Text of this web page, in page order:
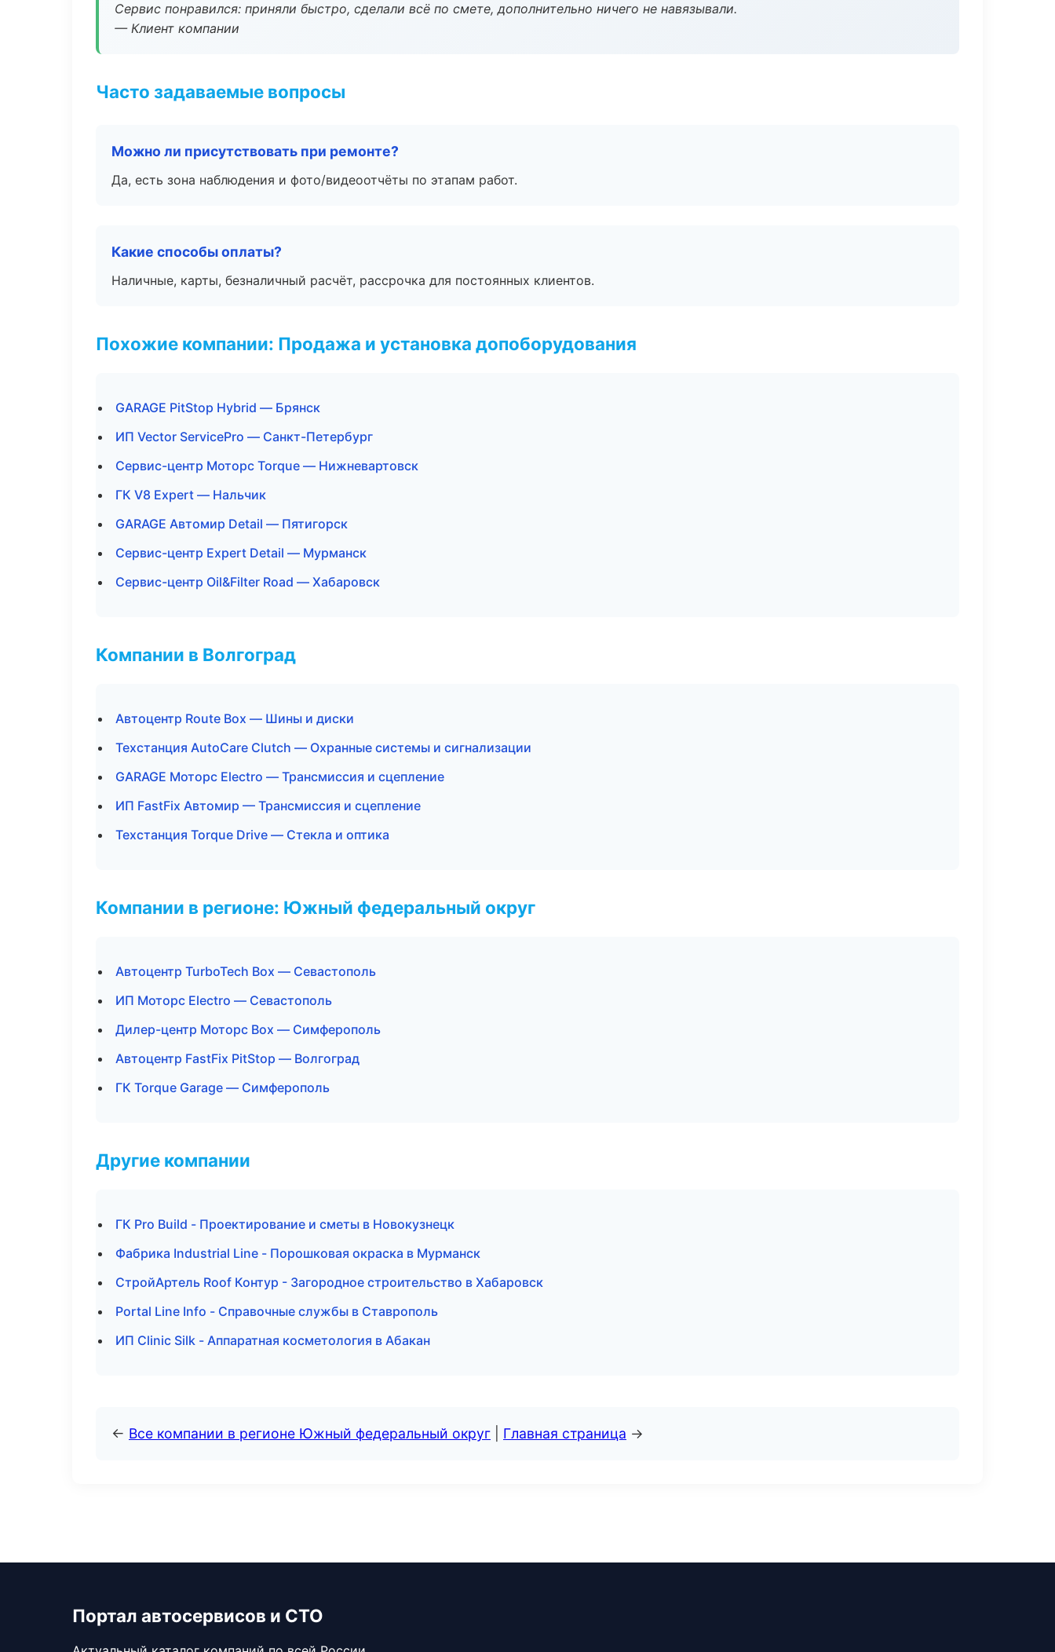
Сервис понравился: приняли быстро, сделали всё по смете, дополнительно ничего не навязывали.
— Клиент компании
Часто задаваемые вопросы
Можно ли присутствовать при ремонте?
Да, есть зона наблюдения и фото/видеоотчёты по этапам работ.
Какие способы оплаты?
Наличные, карты, безналичный расчёт, рассрочка для постоянных клиентов.
Похожие компании: Продажа и установка допоборудования
GARAGE PitStop Hybrid — Брянск
ИП Vector ServicePro — Санкт-Петербург
Сервис-центр Моторс Torque — Нижневартовск
ГК V8 Expert — Нальчик
GARAGE Автомир Detail — Пятигорск
Сервис-центр Expert Detail — Мурманск
Сервис-центр Oil&Filter Road — Хабаровск
Компании в Волгоград
Автоцентр Route Box — Шины и диски
Техстанция AutoCare Clutch — Охранные системы и сигнализации
GARAGE Моторс Electro — Трансмиссия и сцепление
ИП FastFix Автомир — Трансмиссия и сцепление
Техстанция Torque Drive — Стекла и оптика
Компании в регионе: Южный федеральный округ
Автоцентр TurboTech Box — Севастополь
ИП Моторс Electro — Севастополь
Дилер-центр Моторс Box — Симферополь
Автоцентр FastFix PitStop — Волгоград
ГК Torque Garage — Симферополь
Другие компании
ГК Pro Build - Проектирование и сметы в Новокузнецк
Фабрика Industrial Line - Порошковая окраска в Мурманск
СтройАртель Roof Контур - Загородное строительство в Хабаровск
Portal Line Info - Справочные службы в Ставрополь
ИП Clinic Silk - Аппаратная косметология в Абакан
← Все компании в регионе Южный федеральный округ Главная страница →
Портал автосервисов и СТО